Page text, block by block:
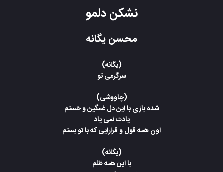
نشکن دلمو
محسن یگانه
(یگانه)
سرگرمی تو
(چاووشی)
شده بازی با این دل غمگین و خستم
یادت نمی یاد
اون همه قول و قرارایی که با تو بستم
(یگانه)
با این همه ظلم